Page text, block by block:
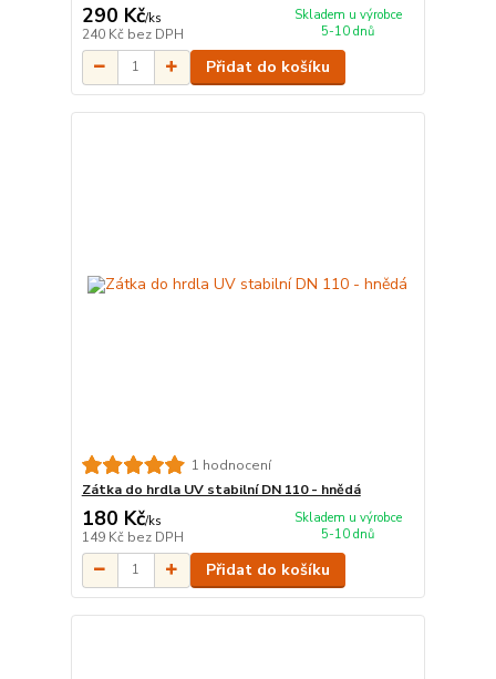
290 Kč/ks
240 Kč bez DPH
Skladem u výrobce
5-10 dnů
Přidat do košíku
1 hodnocení
Zátka do hrdla UV stabilní DN 110 - hnědá
180 Kč/ks
149 Kč bez DPH
Skladem u výrobce
5-10 dnů
Přidat do košíku